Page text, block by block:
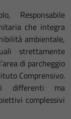
Responsabile
che integra
ambientale,
strettamente
di parcheggio
Comprensivo.
differenti ma
complessivi